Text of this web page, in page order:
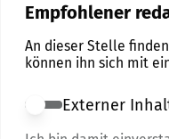
Empfohlener
An dieser Stelle
können ihn sich mit
Externer Inhalt
Externer